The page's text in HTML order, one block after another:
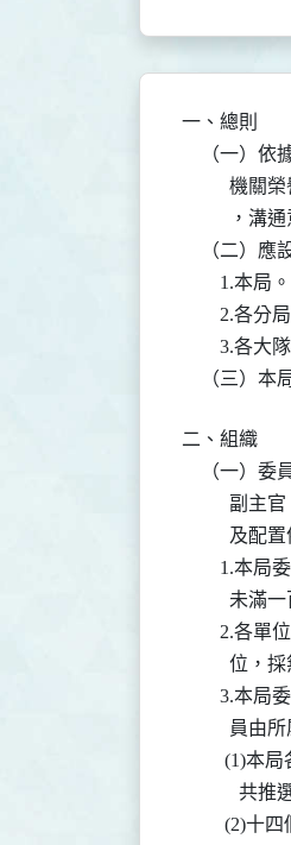
一、總則
（一）
，
（二）
        1.本局。
2.各分
3.各大
二、組織
（一）
及
1.
未
2.
位
3.
員